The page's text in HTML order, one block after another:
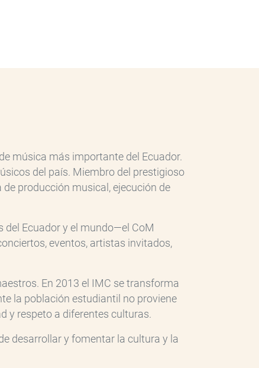
música más importante del Ecuador.
del país. Miembro del prestigioso
producción musical, ejecución de
Ecuador y el mundo—el CoM
eventos, artistas invitados,
En 2013 el IMC se transforma
la población estudiantil no proviene
y respeto a diferentes culturas.
desarrollar y fomentar la cultura y la